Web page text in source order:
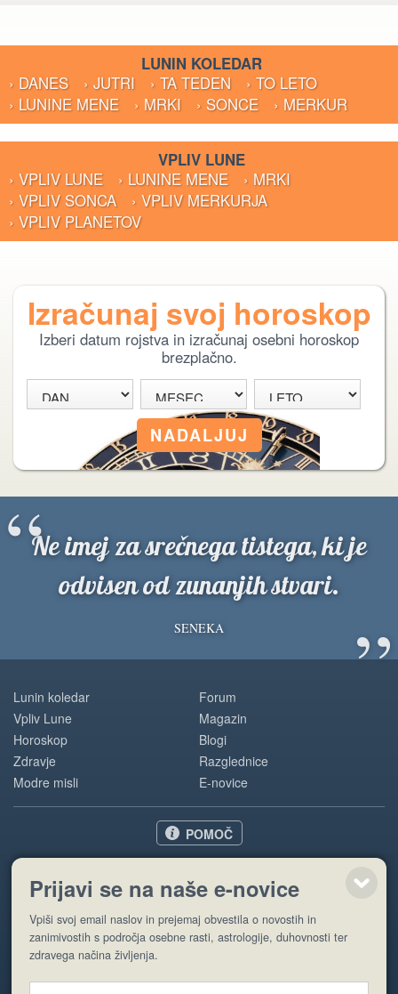
LUNIN KOLEDAR
› DANES
› JUTRI › TA TEDEN
› TO LETO
› LUNINE MENE
› MRKI › SONCE › MERKUR
VPLIV LUNE
› VPLIV LUNE
› LUNINE MENE
› MRKI
› VPLIV SONCA
› VPLIV MERKURJA
› VPLIV PLANETOV
Izračunaj svoj horoskop
Izberi datum rojstva in izračunaj osebni horoskop
brezplačno.
Ne imej za srečnega tistega, ki je
odvisen od zunanjih stvari.
SENEKA ”
“
Lunin koledar
Vpliv Lune
Horoskop
Zdravje
Modre misli
Forum
Magazin
Blogi
Razglednice
E-novice
POMOČ
Oglaševanje
Pogoji uporabe
Prijavi se na naše e-novice
Vpiši svoj email naslov in prejemaj obvestila o novostih in
zanimivostih s področja osebne rasti, astrologije, duhovnosti ter
zdravega načina življenja.